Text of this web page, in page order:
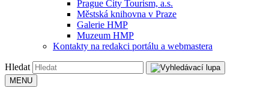
Prague City Tourism, a.s.
Městská knihovna v Praze
Galerie HMP
Muzeum HMP
Kontakty na redakci portálu a webmastera
Hledat
MENU